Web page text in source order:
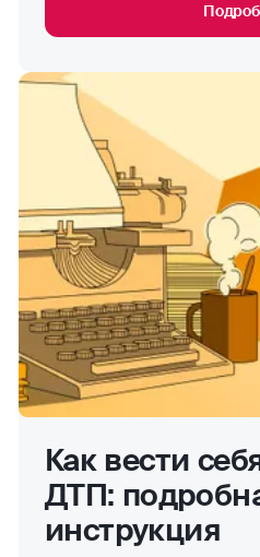
Как вести
ДТП:
инструкция